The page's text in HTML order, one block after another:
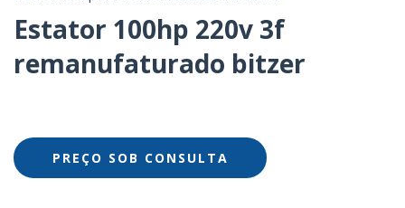
Estator 100hp 220v 3f
remanufaturado bitzer